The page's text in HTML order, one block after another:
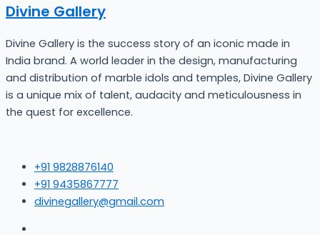
Divine Gallery
Divine Gallery is the success story of an iconic made in
India brand. A world leader in the design, manufacturing
and distribution of marble idols and temples, Divine Gallery
is a unique mix of talent, audacity and meticulousness in
the quest for excellence.
+91 9828876140
+91 9435867777
divinegallery@gmail.com